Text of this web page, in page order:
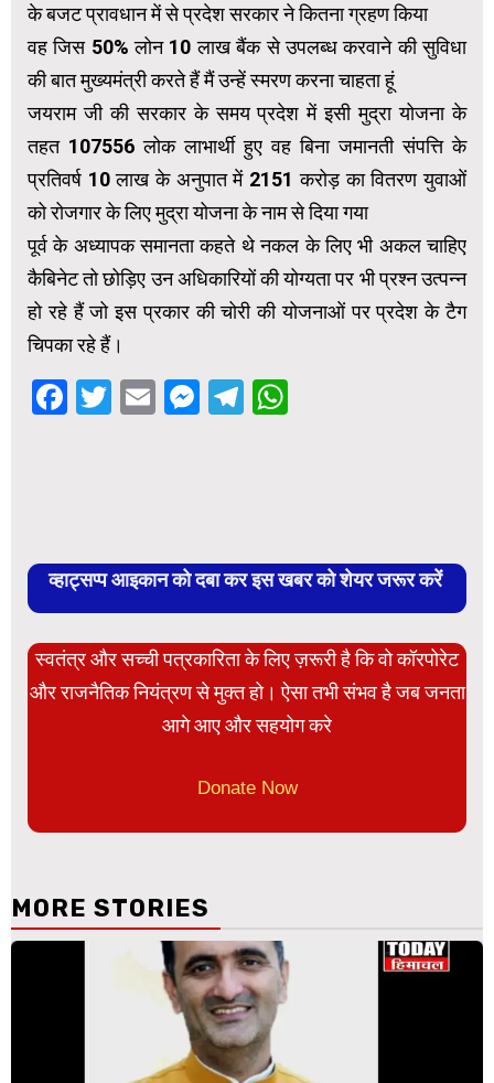
के बजट प्रावधान में से प्रदेश सरकार ने कितना ग्रहण किया
वह जिस 50% लोन 10 लाख बैंक से उपलब्ध करवाने की सुविधा
की बात मुख्यमंत्री करते हैं मैं उन्हें स्मरण करना चाहता हूं
जयराम जी की सरकार के समय प्रदेश में इसी मुद्रा योजना के
तहत 107556 लोक लाभार्थी हुए वह बिना जमानती संपत्ति के
प्रतिवर्ष 10 लाख के अनुपात में 2151 करोड़ का वितरण युवाओं
को रोजगार के लिए मुद्रा योजना के नाम से दिया गया
पूर्व के अध्यापक समानता कहते थे नकल के लिए भी अकल चाहिए
कैबिनेट तो छोड़िए उन अधिकारियों की योग्यता पर भी प्रश्न उत्पन्न
हो रहे हैं जो इस प्रकार की चोरी की योजनाओं पर प्रदेश के टैग
चिपका रहे हैं।
Facebook
Twitter
EmailMessenger
Telegram
व्हाट्सप्प आइकान को दबा कर इस खबर को शेयर जरूर करें
स्वतंत्र और सच्ची पत्रकारिता के लिए ज़रूरी है कि वो कॉरपोरेट
और राजनैतिक नियंत्रण से मुक्त हो। ऐसा तभी संभव है जब जनता
आगे आए और सहयोग करे
Donate Now
MORE STORIES